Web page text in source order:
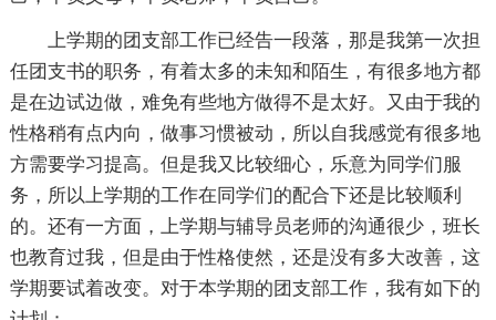
上学期的团支部工作已经告一段落，那是我第一次担
任团支书的职务，有着太多的未知和陌生，有很多地方都
是在边试边做，难免有些地方做得不是太好。又由于我的
性格稍有点内向，做事习惯被动，所以自我感觉有很多地
方需要学习提高。但是我又比较细心，乐意为同学们服
务，所以上学期的工作在同学们的配合下还是比较顺利
的。还有一方面，上学期与辅导员老师的沟通很少，班长
也教育过我，但是由于性格使然，还是没有多大改善，这
学期要试着改变。对于本学期的团支部工作，我有如下的